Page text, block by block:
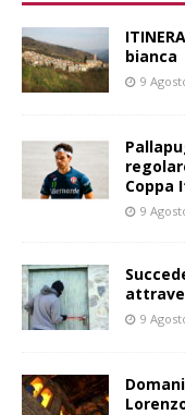
bianca
9
Coppa
9
9